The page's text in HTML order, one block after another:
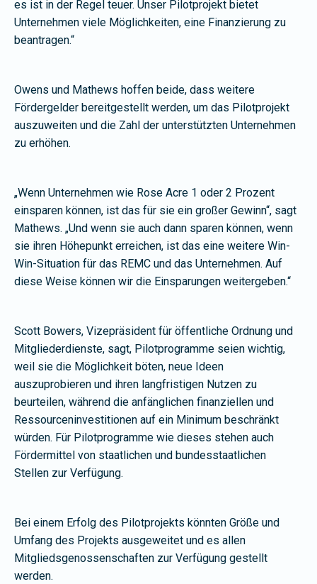
es ist in der Regel teuer. Unser Pilotprojekt bietet
Unternehmen viele Möglichkeiten, eine Finanzierung zu
beantragen.“
Owens und Mathews hoffen beide, dass weitere
Fördergelder bereitgestellt werden, um das Pilotprojekt
auszuweiten und die Zahl der unterstützten Unternehmen
zu erhöhen.
„Wenn Unternehmen wie Rose Acre 1 oder 2 Prozent
einsparen können, ist das für sie ein großer Gewinn“, sagt
Mathews. „Und wenn sie auch dann sparen können, wenn
sie ihren Höhepunkt erreichen, ist das eine weitere Win-
Win-Situation für das REMC und das Unternehmen. Auf
diese Weise können wir die Einsparungen weitergeben.“
Scott Bowers, Vizepräsident für öffentliche Ordnung und
Mitgliederdienste, sagt, Pilotprogramme seien wichtig,
weil sie die Möglichkeit böten, neue Ideen
auszuprobieren und ihren langfristigen Nutzen zu
beurteilen, während die anfänglichen finanziellen und
Ressourceninvestitionen auf ein Minimum beschränkt
würden. Für Pilotprogramme wie dieses stehen auch
Fördermittel von staatlichen und bundesstaatlichen
Stellen zur Verfügung.
Bei einem Erfolg des Pilotprojekts könnten Größe und
Umfang des Projekts ausgeweitet und es allen
Mitgliedsgenossenschaften zur Verfügung gestellt
werden.